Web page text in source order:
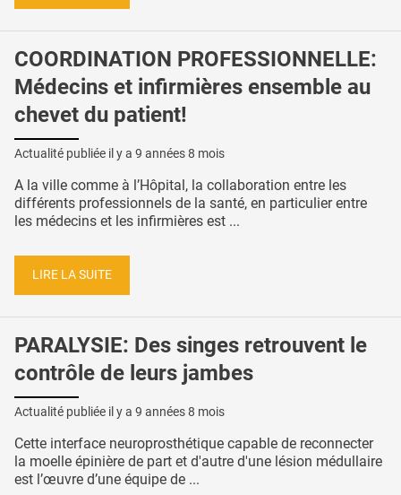
COORDINATION PROFESSIONNELLE:
Médecins et infirmières ensemble au
chevet du patient!
Actualité publiée il y a 9 années 8 mois
A la ville comme à l’Hôpital, la collaboration entre les
différents professionnels de la santé, en particulier entre
les médecins et les infirmières est ...
LIRE LA SUITE
PARALYSIE: Des singes retrouvent le
contrôle de leurs jambes
Actualité publiée il y a 9 années 8 mois
Cette interface neuroprosthétique capable de reconnecter
la moelle épinière de part et d'autre d'une lésion médullaire
est l’œuvre d’une équipe de ...